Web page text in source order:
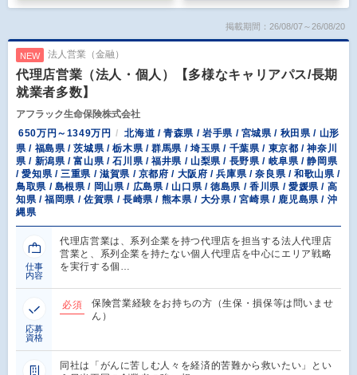
掲載期間：26/08/07～26/08/20
NEW 法人営業（金融）
代理店営業（法人・個人）【多様なキャリアパス/長期
就業者多数】
アフラック生命保険株式会社
650万円～1349万円
北海道 / 青森県 / 岩手県 / 宮城県 / 秋田県 / 山形
県 / 福島県 / 茨城県 / 栃木県 / 群馬県 / 埼玉県 / 千葉県 / 東京都 / 神奈川
県 / 新潟県 / 富山県 / 石川県 / 福井県 / 山梨県 / 長野県 / 岐阜県 / 静岡県
/ 愛知県 / 三重県 / 滋賀県 / 京都府 / 大阪府 / 兵庫県 / 奈良県 / 和歌山県 /
鳥取県 / 島根県 / 岡山県 / 広島県 / 山口県 / 徳島県 / 香川県 / 愛媛県 / 高
知県 / 福岡県 / 佐賀県 / 長崎県 / 熊本県 / 大分県 / 宮崎県 / 鹿児島県 / 沖
縄県
仕事
内容
代理店営業は、系列企業を持つ代理店を担当する法人代理店
営業と、系列企業を持たない個人代理店を中心にエリア戦略
を実行する個…
応募
資格
必須
保険営業経験をお持ちの方（生保・損保等は問いませ
ん）
同社は「がんに苦しむ人々を経済的苦難から救いたい」とい